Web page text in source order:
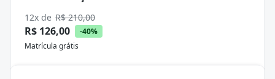
12x de R$ 210,00
R$ 126,00
-40%
Matrícula grátis